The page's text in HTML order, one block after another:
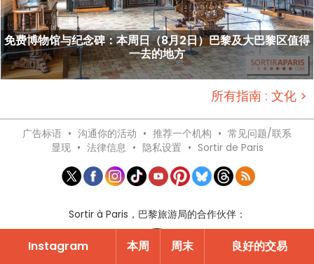
免费博物馆与纪念碑：本周日（8月2日）巴黎及大巴黎区值得
一去的地方
所有指南 : 文化 >
广告标语 • 沟通你的活动 • 推荐一个机构 • 常见问题/联系
显现 • 法律信息 • 隐私设置 • Sortir de Paris
Sortir à Paris，巴黎旅游局的合作伙伴：
Instagram 本周 周末 良好的交易